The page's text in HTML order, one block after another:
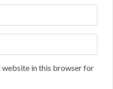
website in this browser for